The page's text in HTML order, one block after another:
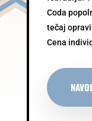
Coda
tečaj
Cena